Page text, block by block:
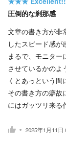
圧倒的な刹那感
文章の書き方が非
したスピード感が
まるで、モニタ
させているかのよ
くとあっという間
その書き方の癖故
にはガッツリ来る
2025年1月11日